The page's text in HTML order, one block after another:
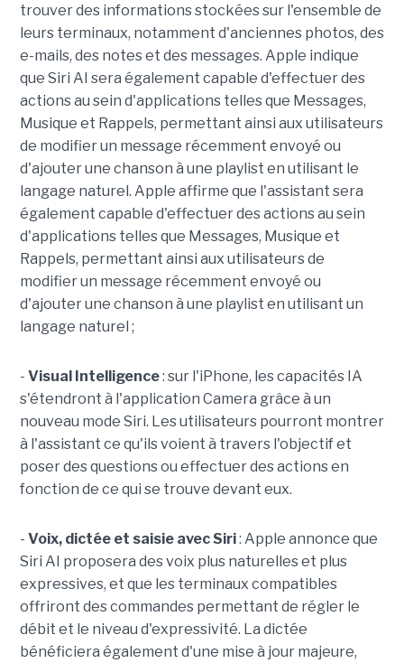
trouver des informations stockées sur l'ensemble de
leurs terminaux, notamment d'anciennes photos, des
e-mails, des notes et des messages. Apple indique
que Siri AI sera également capable d'effectuer des
actions au sein d'applications telles que Messages,
Musique et Rappels, permettant ainsi aux utilisateurs
de modifier un message récemment envoyé ou
d'ajouter une chanson à une playlist en utilisant le
langage naturel. Apple affirme que l'assistant sera
également capable d'effectuer des actions au sein
d'applications telles que Messages, Musique et
Rappels, permettant ainsi aux utilisateurs de
modifier un message récemment envoyé ou
d'ajouter une chanson à une playlist en utilisant un
langage naturel ;
- Visual Intelligence: sur l'iPhone, les capacités IA
s'étendront à l'application Camera grâce à un
nouveau mode Siri. Les utilisateurs pourront montrer
à l'assistant ce qu'ils voient à travers l'objectif et
poser des questions ou effectuer des actions en
fonction de ce qui se trouve devant eux.
- Voix, dictée et saisie avec Siri: Apple annonce que
Siri AI proposera des voix plus naturelles et plus
expressives, et que les terminaux compatibles
offriront des commandes permettant de régler le
débit et le niveau d'expressivité. La dictée
bénéficiera également d'une mise à jour majeure,